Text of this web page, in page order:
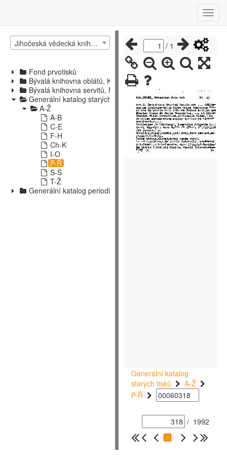
Jihočeská vědecká knihovna v Českých Budějovicích
Fond prvotisků
Bývalá knihovna oblátů, Kájov
Bývalá knihovna servitů, Nové Hrady
Generální katalog starých tisků
A-Ž
A-B
C-E
F-H
Ch-K
I-O
P-Ř
S-Š
T-Ž
Generální katalog periodik
/ 1
Generální katalog
starých tisků
A-Ž
P-Ř
/ 1992